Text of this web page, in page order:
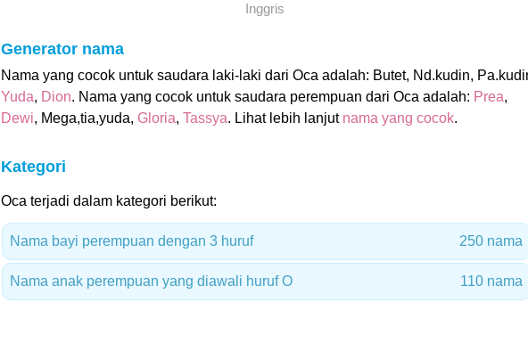
Inggris
Generator nama
Nama yang cocok untuk saudara laki-laki dari Oca adalah: Butet, Nd.kudin,
Yuda, Dion. Nama yang cocok untuk saudara perempuan dari Oca adalah: Prea,
Dewi, Mega,tia,yuda, Gloria, Tassya. Lihat lebih lanjut nama yang cocok.
Kategori
Oca terjadi dalam kategori berikut:
Nama bayi perempuan dengan 3 huruf 250 nama
Nama anak perempuan yang diawali huruf O 110 nama